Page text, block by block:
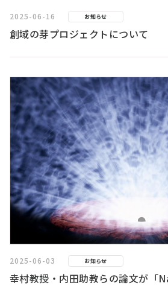
2025-06-16 お知らせ
創域の芽プロジェクトについて
2025-06-03 お知らせ
幸村教授・内田助教らの論文が「